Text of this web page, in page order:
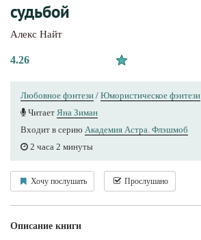
судьбой
Алекс Найт
4.26
Любовное фэнтези / Юмористическое фэнтези
Читает Яна Зиман
Входит в серию Академия Астра. Флэшмоб
2 часа 2 минуты
Хочу послушать Прослушано
Описание книги